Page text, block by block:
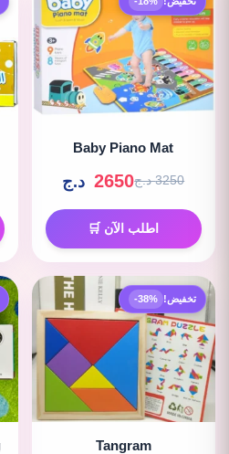
Baby Piano Mat
3250 د.ج 2650 د.ج
اطلب الآن 🛒
تخفيض! -38%
Tangram